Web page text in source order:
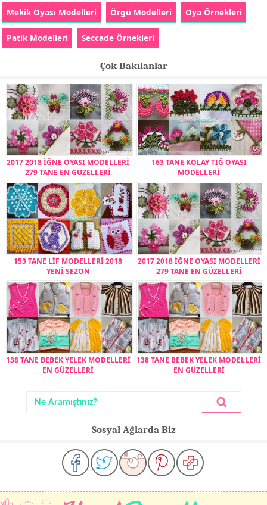
Mekik Oyası Modelleri Örgü Modelleri Oya Örnekleri
Patik Modelleri Seccade Örnekleri
Çok Bakılanlar
2017 2018 İĞNE OYASI MODELLERİ
279 TANE EN GÜZELLERİ
163 TANE KOLAY TIĞ OYASI
MODELLERİ
153 TANE LİF MODELLERİ 2018
YENİ SEZON
2017 2018 İĞNE OYASI MODELLERİ
279 TANE EN GÜZELLERİ
138 TANE BEBEK YELEK MODELLERİ
EN GÜZELLERİ
138 TANE BEBEK YELEK MODELLERİ
EN GÜZELLERİ
Sosyal Ağlarda Biz